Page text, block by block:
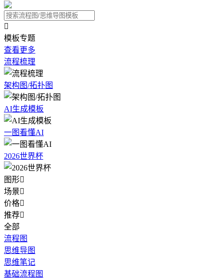

模板专题
查看更多
流程梳理
架构图/拓扑图
AI生成模板
一图看懂AI
2026世界杯
图形
场景
价格
推荐
全部
流程图
思维导图
思维笔记
基础流程图